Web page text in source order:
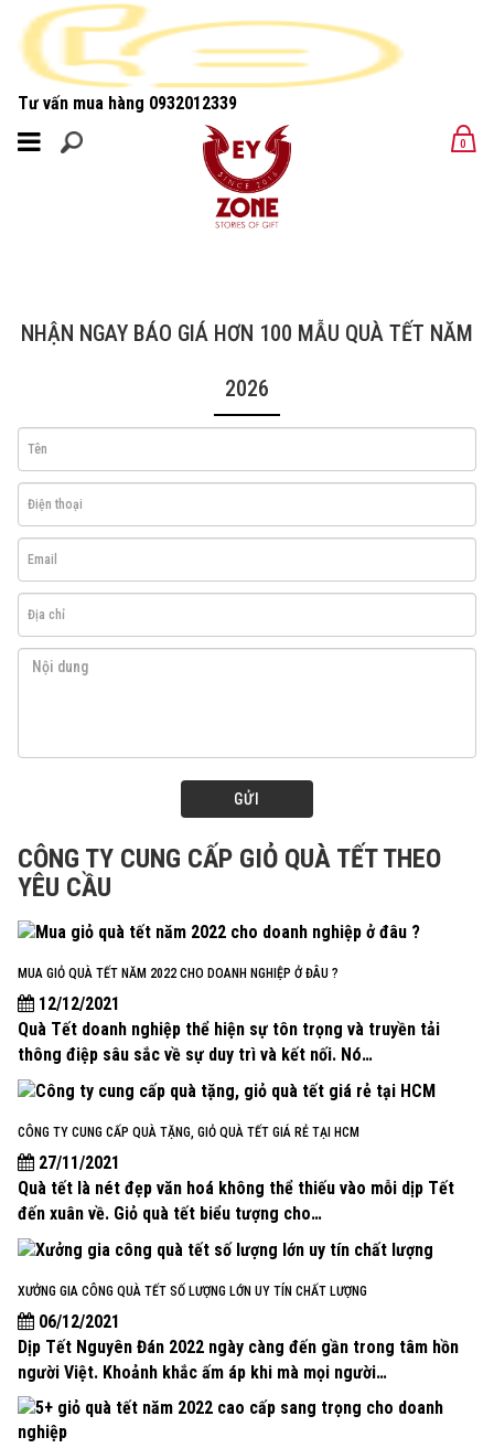
Tư vấn mua hàng 0932012339
MENU 0
NHẬN NGAY BÁO GIÁ HƠN 100 MẪU QUÀ TẾT NĂM
2026
GỬI
CÔNG TY CUNG CẤP GIỎ QUÀ TẾT THEO
YÊU CẦU
MUA GIỎ QUÀ TẾT NĂM 2022 CHO DOANH NGHIỆP Ở ĐÂU ?
12/12/2021
Quà Tết doanh nghiệp thể hiện sự tôn trọng và truyền tải
thông điệp sâu sắc về sự duy trì và kết nối. Nó…
CÔNG TY CUNG CẤP QUÀ TẶNG, GIỎ QUÀ TẾT GIÁ RẺ TẠI HCM
27/11/2021
Quà tết là nét đẹp văn hoá không thể thiếu vào mỗi dịp Tết
đến xuân về. Giỏ quà tết biểu tượng cho…
XƯỞNG GIA CÔNG QUÀ TẾT SỐ LƯỢNG LỚN UY TÍN CHẤT LƯỢNG
06/12/2021
Dịp Tết Nguyên Đán 2022 ngày càng đến gần trong tâm hồn
người Việt. Khoảnh khắc ấm áp khi mà mọi người…